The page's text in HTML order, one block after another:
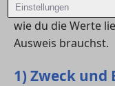
Einstellungen
einzuschätzen.
wie du die Werte
Ausweis brauchst.
1) Zweck und